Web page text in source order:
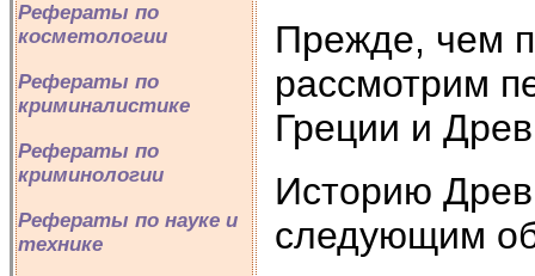
Рефераты по
косметологии
Рефераты по
криминалистике
Рефераты по
криминологии
Рефераты по науке и
технике
Прежде, чем
рассмотрим
Греции и
Историю
следующим